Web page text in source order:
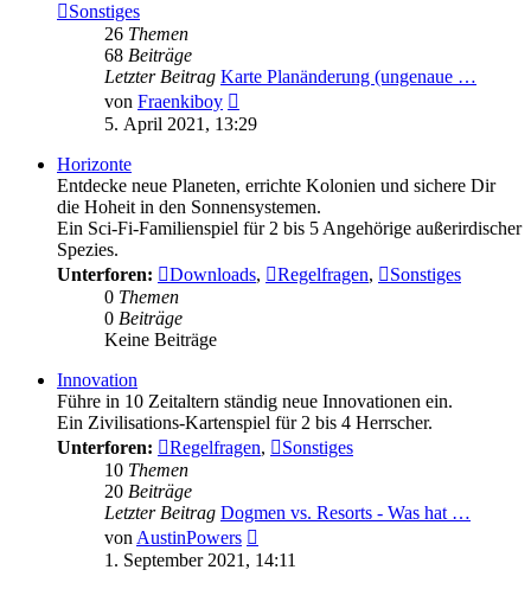
Sonstiges
26 Themen
68 Beiträge
Letzter Beitrag Karte Planänderung (ungenaue …
von Fraenkiboy
Beitrag
5. April 2021, 13:29
Horizonte
Entdecke neue Planeten, errichte Kolonien und sichere Dir
die Hoheit in den Sonnensystemen.
Ein Sci-Fi-Familienspiel für 2 bis 5 Angehörige außerirdischer
Spezies.
Unterforen:
Downloads, Regelfragen,
Sonstiges
0 Themen
0 Beiträge
Keine Beiträge
Innovation
Führe in 10 Zeitaltern ständig neue Innovationen ein.
Ein Zivilisations-Kartenspiel für 2 bis 4 Herrscher.
Unterforen:
Regelfragen,
Sonstiges
10 Themen
20 Beiträge
Letzter Beitrag Dogmen vs. Resorts - Was hat …
vonAustinPowers
Beitrag
1. September 2021, 14:11